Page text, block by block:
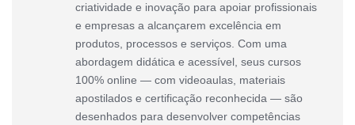
criatividade e inovação para apoiar profissionais
e empresas a alcançarem excelência em
produtos, processos e serviços. Com uma
abordagem didática e acessível, seus cursos
100% online — com videoaulas, materiais
apostilados e certificação reconhecida — são
desenhados para desenvolver competências